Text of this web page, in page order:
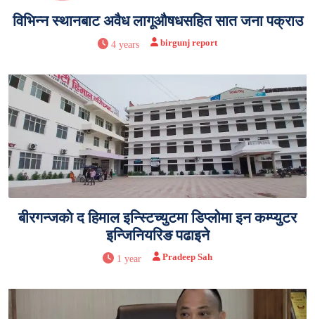
विभिन्न स्थानबाट अवैध लागूऔषधसहित सात जना पक्राउ
4 years birgunj report
बीरगन्जकाे द हिमाल इन्स्टिच्युटमा डिप्लोमा इन कम्प्युटर
इन्जिनियरिङ पढाइने
1 year Pradeep Sah